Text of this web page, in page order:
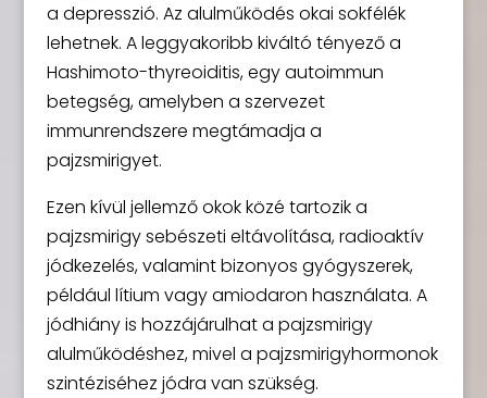
a depresszió. Az alulműködés okai sokfélék
lehetnek. A leggyakoribb kiváltó tényező a
Hashimoto-thyreoiditis, egy autoimmun
betegség, amelyben a szervezet
immunrendszere megtámadja a
pajzsmirigyet.
Ezen kívül jellemző okok közé tartozik a
pajzsmirigy sebészeti eltávolítása, radioaktív
jódkezelés, valamint bizonyos gyógyszerek,
például lítium vagy amiodaron használata. A
jódhiány is hozzájárulhat a pajzsmirigy
alulműködéshez, mivel a pajzsmirigyhormonok
szintéziséhez jódra van szükség.